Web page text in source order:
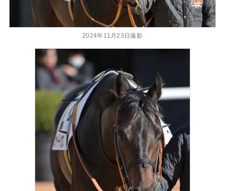
2024年11月23日撮影